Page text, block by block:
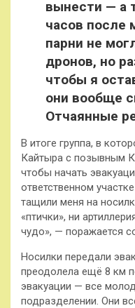
вынести — а
часов после
парни не
дронов, но
чтобы я
они вообще
Отчаянные
В итоге группа, в
Кайтыра с позывным
чтобы начать
ответственном
тащили меня на
«птички», ни
чудо», — поражается
Носилки передали
преодолела ещё 8 км
эвакуации — все
подразделении. Они